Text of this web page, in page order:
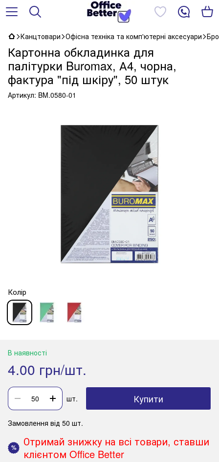
Канцтовари Офісна техніка та комп'ютерні аксесуари
Картонна обкладинка для
палітурки Buromax, А4, чорна,
фактура "під шкіру", 50 штук
Артикул: BM.0580-01
Колір
В наявності
4.00 грн/шт.
шт. Купити
Замовлення від 50 шт.
%
Отримай знижку на всі товари, ставши
клієнтом Office Better